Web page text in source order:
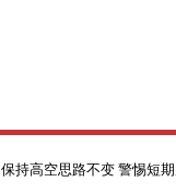
保持高空思路不变 警惕短